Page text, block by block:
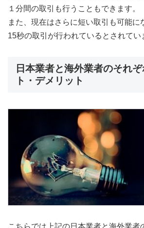
１分間の取引も行うこともできます。
また、現在はさらに短い取引も可能に
15秒の取引が行われているとされてい
日本業者と海外業者のそれ
ト・デメリット
こちらでは上記の日本業者と海外業者